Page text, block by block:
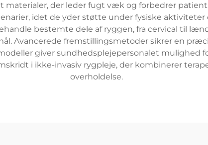
materialer, der leder fugt væk og forbedrer
idet de yder støtte under fysiske
bestemte dele af ryggen, fra cervical til
Avancerede fremstillingsmetoder sikrer en
giver sundhedsplejepersonalet mulighed
i ikke-invasiv rygpleje, der kombinerer
overholdelse.